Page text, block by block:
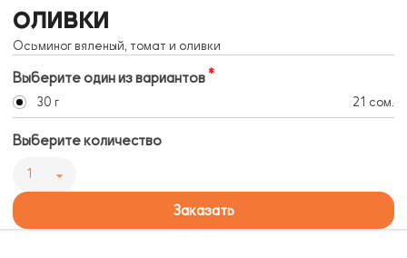
оливки
Осьминог вяленый, томат и оливки
Выберите один из вариантов
30 г 21 сом.
Выберите количество
1
Заказать